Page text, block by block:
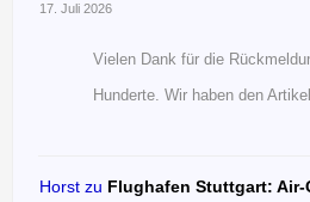
17. Juli 2026
Vielen Dank für die
Hunderte. Wir haben den
Horst zu Flughafen Stuttgart: